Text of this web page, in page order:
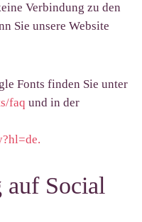
Verbindung zu den
Sie unsere Website
Fonts finden Sie unter
faq und in der
auf Social